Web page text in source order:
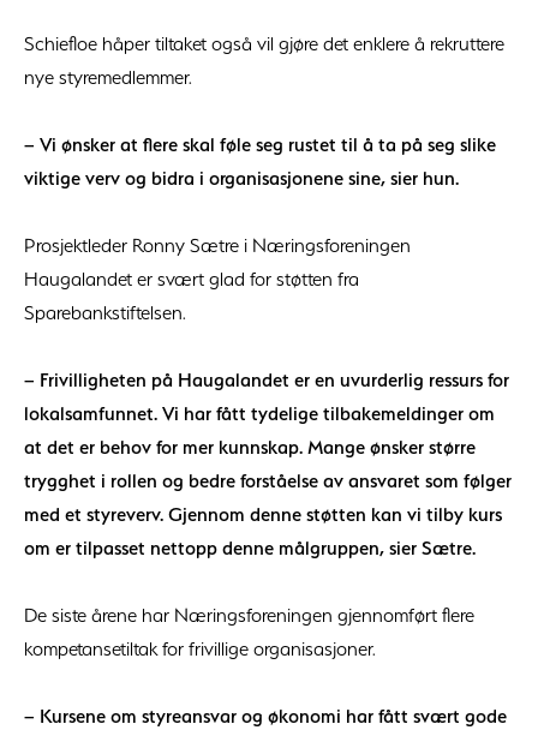
Schiefloe håper tiltaket også vil gjøre det enklere å rekruttere
nye styremedlemmer.
– Vi ønsker at flere skal føle seg rustet til å ta på seg slike
viktige verv og bidra i organisasjonene sine, sier hun.
Prosjektleder Ronny Sætre i Næringsforeningen
Haugalandet er svært glad for støtten fra
Sparebankstiftelsen.
– Frivilligheten på Haugalandet er en uvurderlig ressurs for
lokalsamfunnet. Vi har fått tydelige tilbakemeldinger om
at det er behov for mer kunnskap. Mange ønsker større
trygghet i rollen og bedre forståelse av ansvaret som følger
med et styreverv. Gjennom denne støtten kan vi tilby kurs
om er tilpasset nettopp denne målgruppen, sier Sætre.
De siste årene har Næringsforeningen gjennomført flere
kompetansetiltak for frivillige organisasjoner.
– Kursene om styreansvar og økonomi har fått svært gode